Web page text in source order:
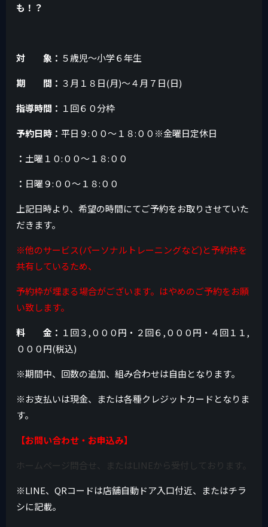
も！？
対 象： ５歳児〜小学６年生
期 間： ３月１８日(月)〜４月７日(日)
指導時間： １回６０分枠
予約日時：平日９:００～１８:００※金曜日定休日
： 土曜１０:００～１８:００
： 日曜９:００～１８:００
上記日時より、希望の時間にてご予約をお取りさせていた
だきます。
※他のサービス(パーソナルトレーニングなど)と予約枠を
共有しているため、
予約枠が埋まる場合がございます。はやめのご予約をお願
い致します。
料 金： １回３,０００円・２回６,０００円・４回１１,
０００円(税込)
※期間中、回数の追加、組み合わせは自由となります。
※お支払いは現金、または各種クレジットカードとなりま
す。
【お問い合わせ・お申込み】
ホームページ問合せ、またはLINEから受付しております。
※LINE、QRコードは店舗自動ドア入口付近、またはチラ
シに記載。